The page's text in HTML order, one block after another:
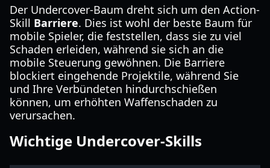
Der Undercover-Baum dreht sich um den Action-
Skill Barriere. Dies ist wohl der beste Baum für
mobile Spieler, die feststellen, dass sie zu viel
Schaden erleiden, während sie sich an die
mobile Steuerung gewöhnen. Die Barriere
blockiert eingehende Projektile, während Sie
und Ihre Verbündeten hindurchschießen
können, um erhöhten Waffenschaden zu
verursachen.
Wichtige Undercover-Skills